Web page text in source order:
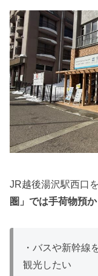
JR越後湯沢駅西口
圏」では手荷物預
・バスや新幹線
観光したい